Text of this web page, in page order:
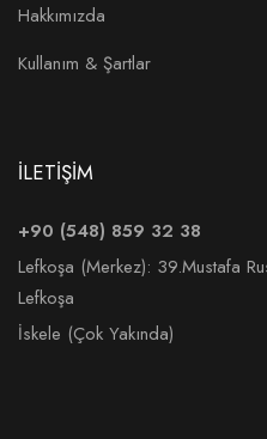
Hakkımızda
Kullanım & Şartlar
İLETİŞİM
+90 (548) 859 32 38
Lefkoşa (Merkez): 39.Mustafa
Lefkoşa
İskele (Çok Yakında)